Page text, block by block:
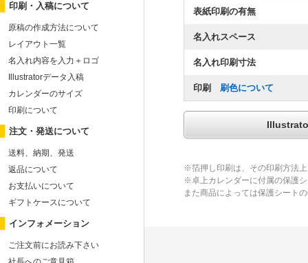
表紙印刷の有無
名入れスペース
名入れ印刷寸法
印刷 刷色について
※箔押し印刷は、その印刷方法
※卓上カレンダーに付属の保護
また商品によっては保護シート
印刷・入稿について
原稿の作成方法について
レイアウト一覧
名入れ内容を入力＋ロゴ
Illustratorデータ入稿
カレンダーのサイズ
印刷について
注文・発送について
送料、納期、発送
返品について
お支払いについて
ギフトケースについて
インフォメーション
ご注文前にお読み下さい